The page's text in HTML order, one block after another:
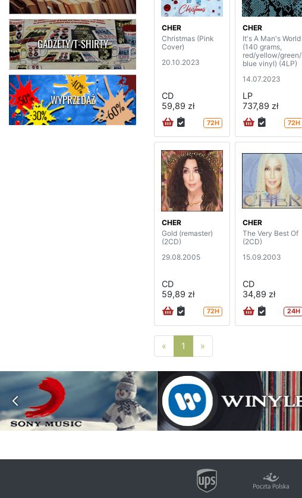
GADŻETY/T-SHIRTY
WYPRZEDAŻ
CHER
Christmas (Pink
Cover)
20.10.2023
CD
59,89 zł
72H
CHER
It's A Man's World
(140 grams,
red/yellow/green/
blue vinyl) (4LP)
14.07.2023
LP
737,89 zł
72H
CHER
Gold (remaster)
(2CD)
29.08.2005
CD
59,89 zł
72H
CHER
The Very Best Of
(2CD)
15.09.2003
CD
34,89 zł
24H
« Poprzednia strona
1 »